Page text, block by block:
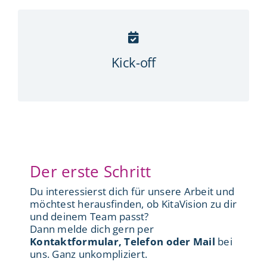
Kick-off
Der erste Schritt
Du interessierst dich für unsere Arbeit und
möchtest herausfinden, ob KitaVision zu dir
und deinem Team passt?
Dann melde dich gern per
Kontaktformular, Telefon oder Mail bei
uns. Ganz unkompliziert.